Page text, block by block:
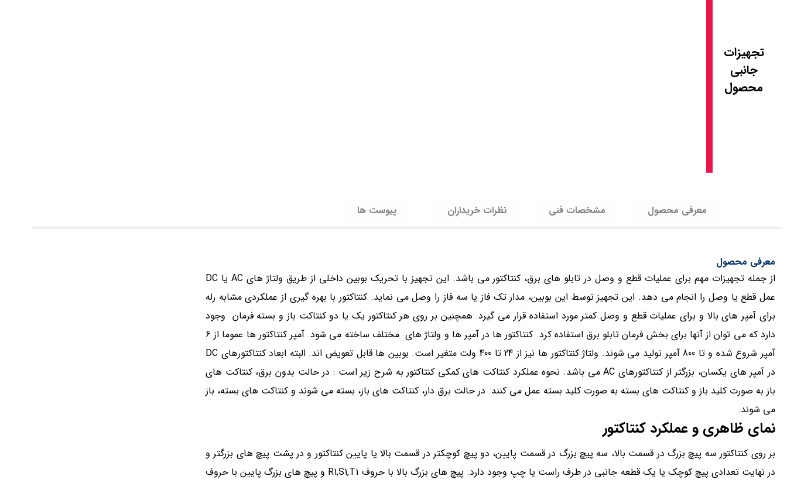
تجهیزات
جانبی
محصول
معرفی محصول مشخصات فنی نظرات خریداران پیوست ها
معرفی محصول
از جمله تجهیزات مهم برای عملیات قطع و وصل در تابلو های برق، کنتاکتور می باشد. این تجهیز با تحریک بوبین داخلی از طریق ولتاژ های AC یا DC
عمل قطع یا وصل را انجام می دهد. این تجهیز توسط این بوبین، مدار تک فاز یا سه فاز را وصل می نماید. کنتاکتور با بهره گیری از عملکردی مشابه رله
برای آمپر های بالا و برای عملیات قطع و وصل کمتر مورد استفاده قرار می گیرد. همچنین بر روی هر کنتاکتور یک یا دو کنتاکت باز و بسته فرمان وجود
دارد که می توان از آنها برای بخش فرمان تابلو برق استفاده کرد. کنتاکتور ها در آمپر ها و ولتاژ های مختلف ساخته می شود. آمپر کنتاکتور ها عموما از 6
آمپر شروع شده و تا 800 آمپر تولید می شوند. ولتاژ کنتاکتور ها نیز از 24 تا 400 ولت متغیر است. بوبین ها قابل تعویض اند. البته ابعاد کنتاکتورهای DC
در آمپر های یکسان، بزرگتر از کنتاکتورهای AC می باشد. نحوه عملکرد کنتاکت های کمکی کنتاکتور به شرح زیر است : در حالت بدون برق، کنتاکت های
باز به صورت کلید باز و کنتاکت های بسته به صورت کلید بسته عمل می کنند. در حالت برق دار، کنتاکت های باز، بسته می شوند و کنتاکت های بسته، باز
می شوند.
نمای ظاهری و عملکرد کنتاکتور
بر روی کنتاکتور سه پیچ بزرگ در قسمت بالا، سه پیچ بزرگ در قسمت پایین، دو پیچ کوچکتر در قسمت بالا یا پایین کنتاکتور و در پشت پیچ های بزرگتر و
در نهایت تعدادی پیچ کوچک یا یک قطعه جانبی در طرف راست یا چپ وجود دارد. پیچ های بزرگ بالا با حروف R1,S1,T1 و پیچ های بزرگ پایین با حروف